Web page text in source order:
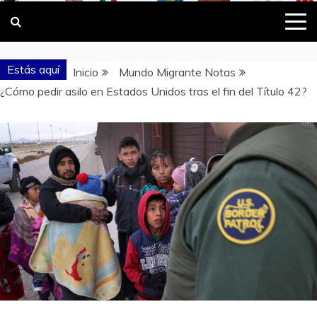
MUNDO
MIGRANTE
DONDE TODOS SOMOS MIGRANTES
Estás aquí Inicio
Mundo Migrante Notas
¿Cómo pedir asilo en Estados Unidos tras el fin del Título 42?